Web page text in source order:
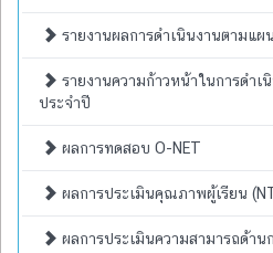
รายงานผลการดำเนินงานตามแ
รายงานความก้าวหน้าในการดำ
ประจำปี
ผลการทดสอบ O-NET
ผลการประเมินคุณภาพผู้เรียน
ผลการประเมินความสามารถด้าน